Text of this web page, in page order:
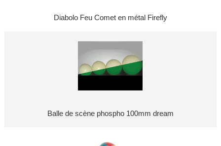
Diabolo Feu Comet en métal Firefly
Balle de scène phospho 100mm dream